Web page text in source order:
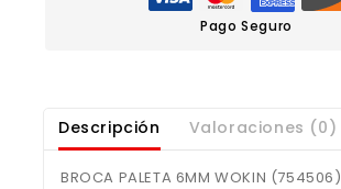
Pago Seguro
Descripción Valoraciones (0)
BROCA PALETA 6MM WOKIN (754506)